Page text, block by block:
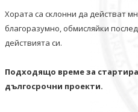
Хората са склонни да действат
благоразумно, обмисляйки
действията си.
Подходящо време за
дългосрочни проекти.